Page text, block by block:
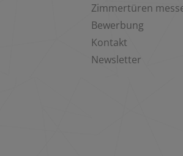
Zimmertüren
Bewerbung
Kontakt
Newsletter